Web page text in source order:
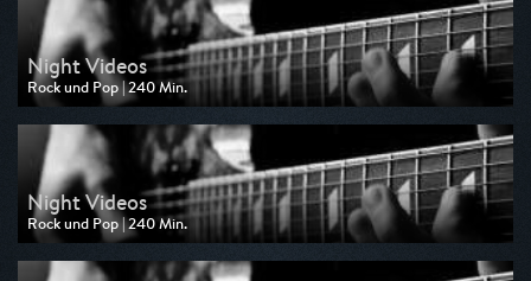
Night Videos
Rock und Pop | 240 Min.
Ausgestrahlt von MTV
am 07.08.2025, 02:00
Night Videos
Rock und Pop | 240 Min.
Ausgestrahlt von MTV
am 06.08.2025, 02:00